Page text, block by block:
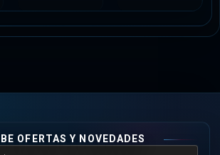
OFERTAS Y NOVEDADES